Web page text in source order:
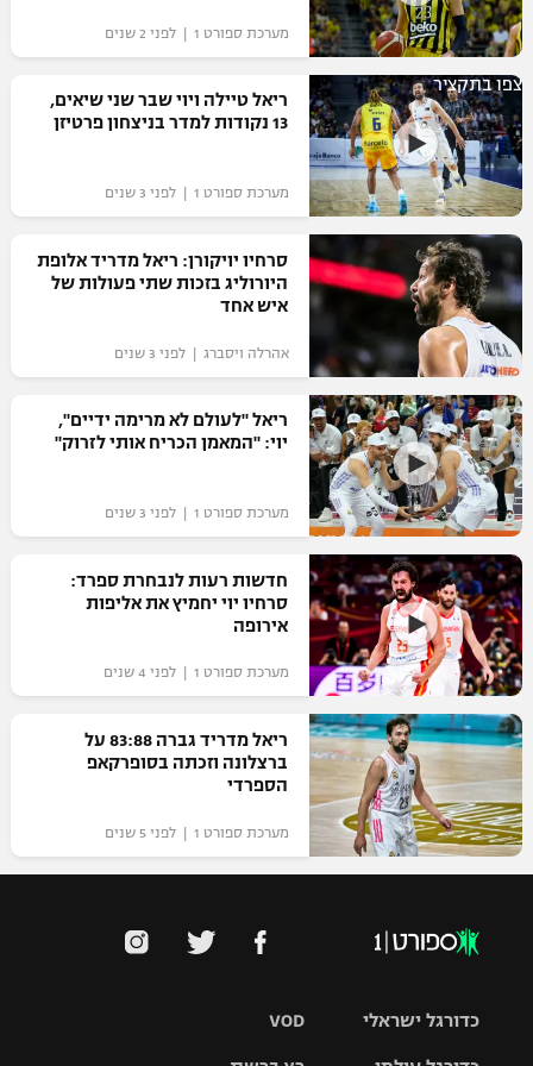
"מחצית בשכונה" – פודקאסט
משתתפים וזוכים בפרסים
תקנון משתתפים וזוכים בפרסים
תקנון עבור פעילות אלקטרה
תקנון עבור פעילות ספורט 1 – "מרלן"
טניס
גיימינג E-Sports
תנאי שימוש
מדיניות פרטיות
תקנון פעילות ספורט 1
רשיון להקרנה פומבית לבית עסק
הצטרפות לחבילת הערוצים
לוח דרושים – ג'ובנט
תגיות
המגזין
אופניים
ספורט מוטורי
כדורמים
פוטבול אמריקאי NFL
בייסבול MLB
ספורט אתגרי ואקסטרים
אומנויות לחימה
גיימינג E-Sports
מערכת ספורט 1 | לפני 2 שנים
צפו בתקציר
ריאל טיילה ויוי שבר שני שיאים,
13 נקודות למדר בניצחון פרטיזן
מערכת ספורט 1 | לפני 3 שנים
סרחיו יויקורן: ריאל מדריד אלופת
היורוליג בזכות שתי פעולות של
איש אחד
אהרלה ויסברג | לפני 3 שנים
ריאל "לעולם לא מרימה ידיים",
יוי: "המאמן הכריח אותי לזרוק"
מערכת ספורט 1 | לפני 3 שנים
חדשות רעות לנבחרת ספרד:
סרחיו יוי יחמיץ את אליפות
אירופה
מערכת ספורט 1 | לפני 4 שנים
ריאל מדריד גברה 83:88 על
ברצלונה וזכתה בסופרקאפ
הספרדי
מערכת ספורט 1 | לפני 5 שנים
VOD כדורגל ישראלי